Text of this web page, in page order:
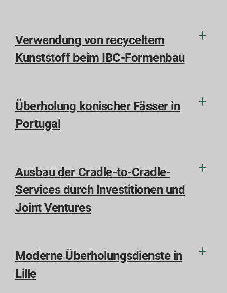
Verwendung von recyceltem
Kunststoff beim IBC-Formenbau
Überholung konischer Fässer in
Portugal
Ausbau der Cradle-to-Cradle-
Services durch Investitionen und
Joint Ventures
Moderne Überholungsdienste in
Lille